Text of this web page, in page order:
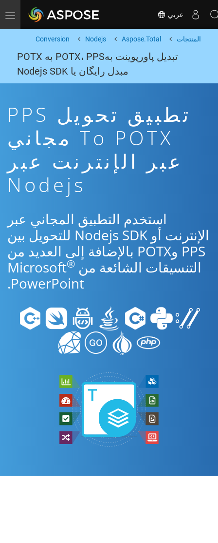
Toggle navigation عربي
المنتجات Aspose.Total
Nodejs
Conversion
تبدیل پاورپوینت بهPOTX، PPS به POTX
مبدل رایگان یا Nodejs SDK
تطبيق تحويل PPS
To POTX مجاني
عبر الإنترنت عبر
Nodejs
استخدم التطبيق المجاني عبر
الإنترنت أو Nodejs SDK للتحويل بين
PPS وPOTX بالإضافة إلى العديد من
التنسيقات الشائعة من Microsoft ®
PowerPoint.